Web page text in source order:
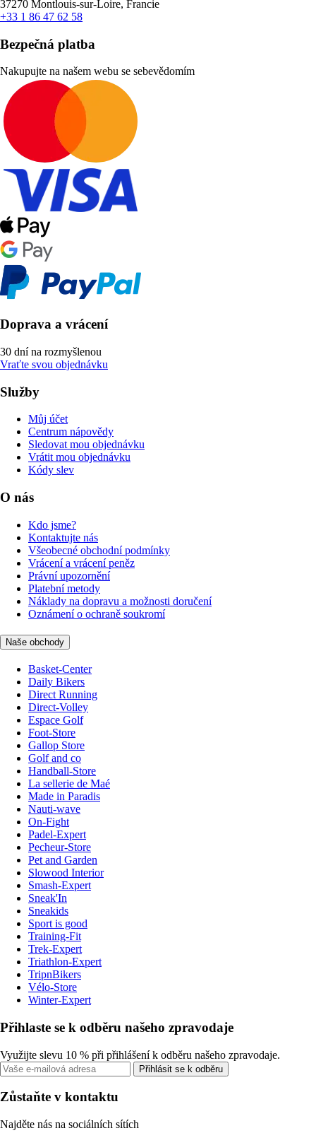
37270 Montlouis-sur-Loire, Francie
+33 1 86 47 62 58
Bezpečná platba
Nakupujte na našem webu se sebevědomím
Doprava a vrácení
30 dní na rozmyšlenou
Vraťte svou objednávku
Služby
Můj účet
Centrum nápovědy
Sledovat mou objednávku
Vrátit mou objednávku
Kódy slev
O nás
Kdo jsme?
Kontaktujte nás
Všeobecné obchodní podmínky
Vrácení a vrácení peněz
Právní upozornění
Platební metody
Náklady na dopravu a možnosti doručení
Oznámení o ochraně soukromí
Naše obchody
Basket-Center
Daily Bikers
Direct Running
Direct-Volley
Espace Golf
Foot-Store
Gallop Store
Golf and co
Handball-Store
La sellerie de Maé
Made in Paradis
Nauti-wave
On-Fight
Padel-Expert
Pecheur-Store
Pet and Garden
Slowood Interior
Smash-Expert
Sneak'In
Sneakids
Sport is good
Training-Fit
Trek-Expert
Triathlon-Expert
TripnBikers
Vélo-Store
Winter-Expert
Přihlaste se k odběru našeho zpravodaje
Využijte slevu 10 % při přihlášení k odběru našeho zpravodaje.
Přihlásit se k odběru
Zůstaňte v kontaktu
Najděte nás na sociálních sítích